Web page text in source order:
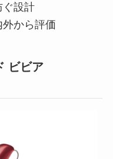
ぐ設計
から評価
ビビア